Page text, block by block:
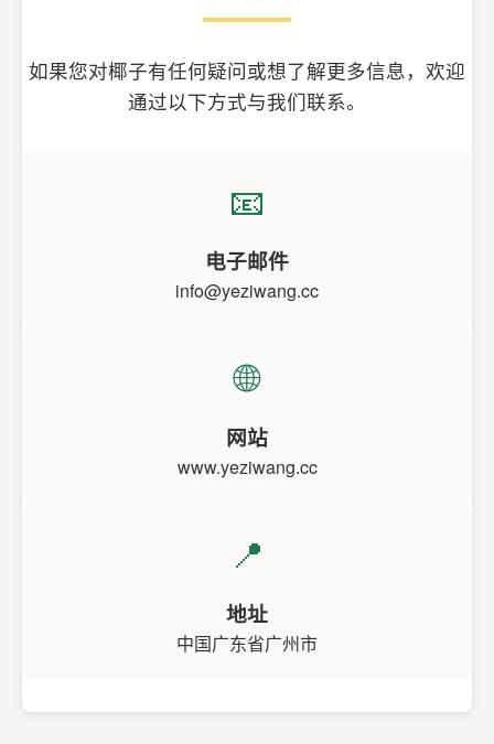
如果您对椰子有任何疑问或想了解更多信息，欢迎
通过以下方式与我们联系。
📧
电子邮件
info@yeziwang.cc
🌐
网站
www.yeziwang.cc
📍
地址
中国广东省广州市